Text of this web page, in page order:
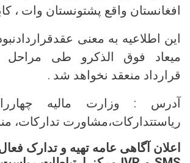
افغانستان واقع پشتونستان وات ،
این اطلاعیه به معنی
میعاد فوق الذکرو طی مراحل
قرارداد منعقد نخواهد شد .
آدرس : وزارت مالیه
ریاستتدارکات،مشاورت تدارکات،
اعلان آگاهی عامه تهیه و تدارک